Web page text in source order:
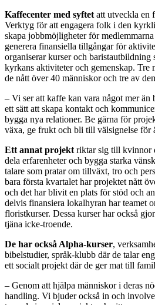
Kaffecenter med syftet att utveckla en
Verktyg för att engagera folk i den
skapa jobbmöjligheter för
generera finansiella tillgångar för
organiserar kurser och baristautbildning
kyrkans aktiviteter och gemenskap. Tre
de nått över 40 människor och tre av
– Vi ser att kaffe kan vara något mer än
ett sätt att skapa kontakt och
bygga nya relationer. Be gärna för
växa, ge frukt och bli till välsignelse för
Ett annat projekt riktar sig till kvinnor
dela erfarenheter och bygga starka
talare som pratar om tillväxt, tro och
bara första kvartalet har projektet nått
och det har blivit en plats för stöd och
delvis finansiera lokalhyran har teamet
floristkurser. Dessa kurser har också
tjäna icke-troende.
De har också Alpha-kurser,
bibelstudier, språk-klubb där de talar
ett socialt projekt där de ger mat till
– Genom att hjälpa människor i deras
handling. Vi bjuder också in och